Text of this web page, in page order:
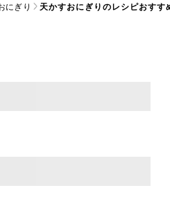
にぎり 天かすおにぎりのレシピおすす